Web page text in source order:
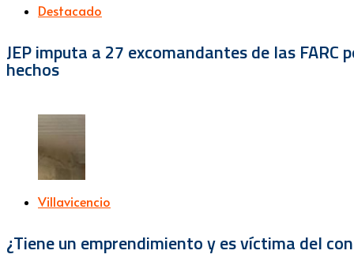
Destacado
JEP imputa a 27 excomandantes de las
hechos
Villavicencio
¿Tiene un emprendimiento y es víctima del